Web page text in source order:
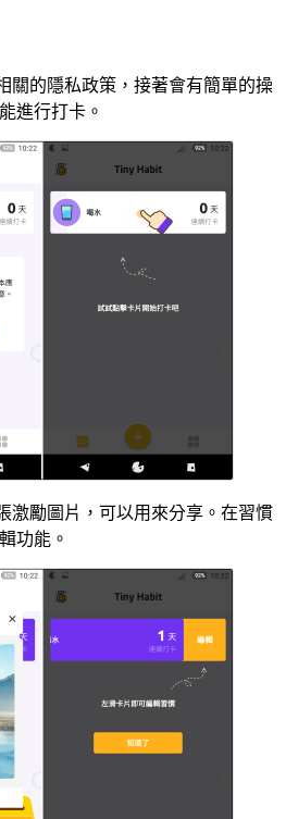
關的隱私政策，接著會有簡單的操
進行打卡。
激勵圖片，可以用來分享。在習慣
功能。